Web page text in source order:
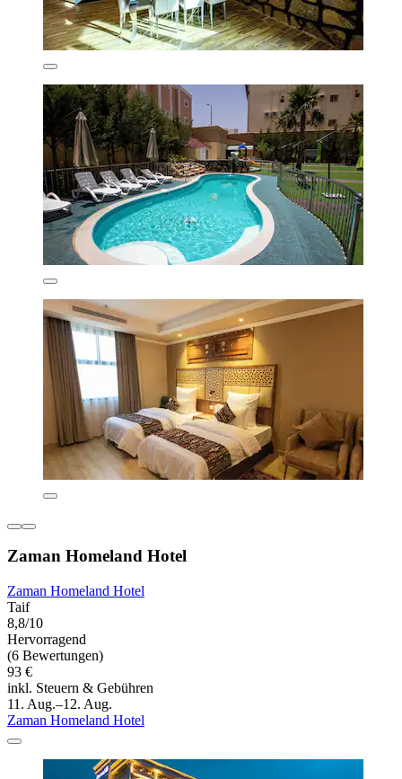
Zaman Homeland Hotel
Zaman Homeland Hotel
Taif
8,8/10
Hervorragend
(6 Bewertungen)
93 €
inkl. Steuern & Gebühren
11. Aug.–12. Aug.
Zaman Homeland Hotel